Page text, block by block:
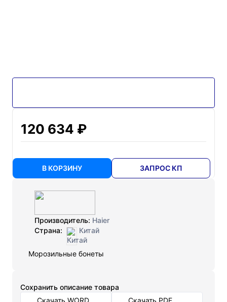
120 634 ₽
В КОРЗИНУ ЗАПРОС КП
Производитель: Haier
Страна:
Китай
Морозильные бонеты
Cохранить описание товара
Скачать WORD
Скачать PDF